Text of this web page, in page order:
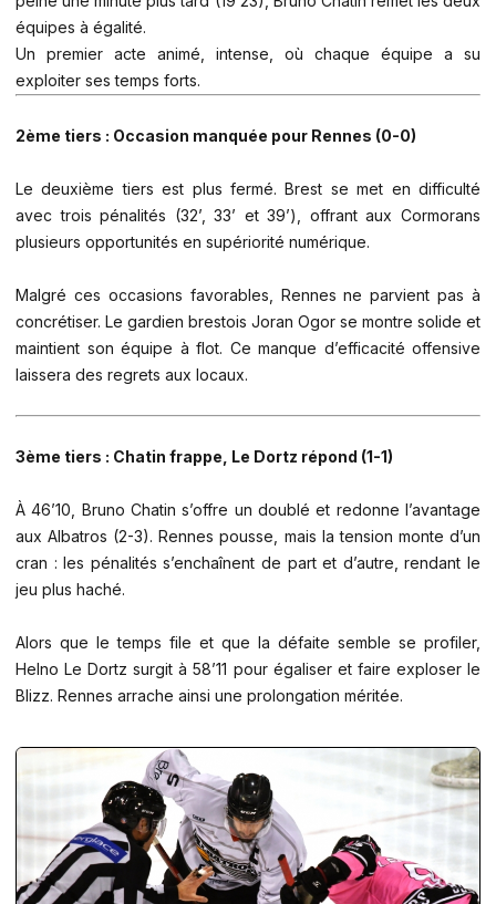
équipes à égalité.
Un premier acte animé, intense, où chaque équipe a su
exploiter ses temps forts.
2ème tiers : Occasion manquée pour Rennes (0-0)
Le deuxième tiers est plus fermé. Brest se met en difficulté
avec trois pénalités (32’, 33’ et 39’), offrant aux Cormorans
plusieurs opportunités en supériorité numérique.
Malgré ces occasions favorables, Rennes ne parvient pas à
concrétiser. Le gardien brestois Joran Ogor se montre solide et
maintient son équipe à flot. Ce manque d’efficacité offensive
laissera des regrets aux locaux.
3ème tiers : Chatin frappe, Le Dortz répond (1-1)
À 46’10, Bruno Chatin s’offre un doublé et redonne l’avantage
aux Albatros (2-3). Rennes pousse, mais la tension monte d’un
cran : les pénalités s’enchaînent de part et d’autre, rendant le
jeu plus haché.
Alors que le temps file et que la défaite semble se profiler,
Helno Le Dortz surgit à 58’11 pour égaliser et faire exploser le
Blizz. Rennes arrache ainsi une prolongation méritée.